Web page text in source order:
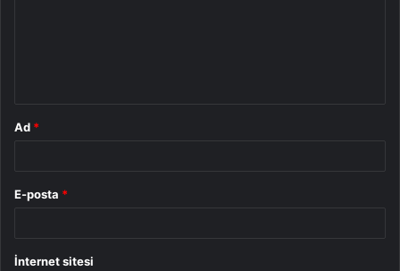
Ad *
E-posta *
İnternet sitesi